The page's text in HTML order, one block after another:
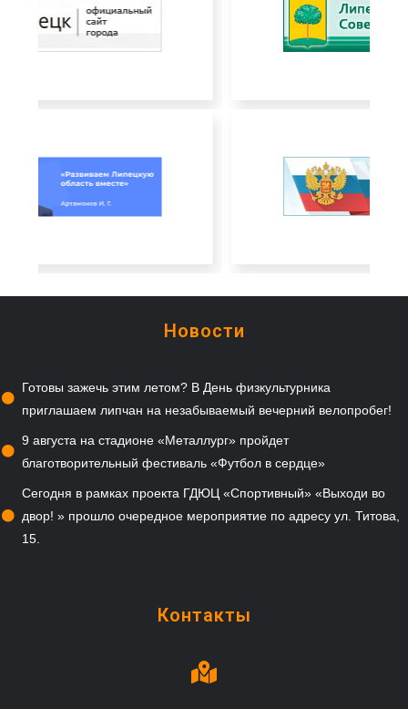
Новости
Готовы зажечь этим летом? В День физкультурника
приглашаем липчан на незабываемый вечерний велопробег!
9 августа на стадионе «Металлург» пройдет
благотворительный фестиваль «Футбол в сердце»
Сегодня в рамках проекта ГДЮЦ «Спортивный» «Выходи во
двор! » прошло очередное мероприятие по адресу ул. Титова,
15.
Контакты